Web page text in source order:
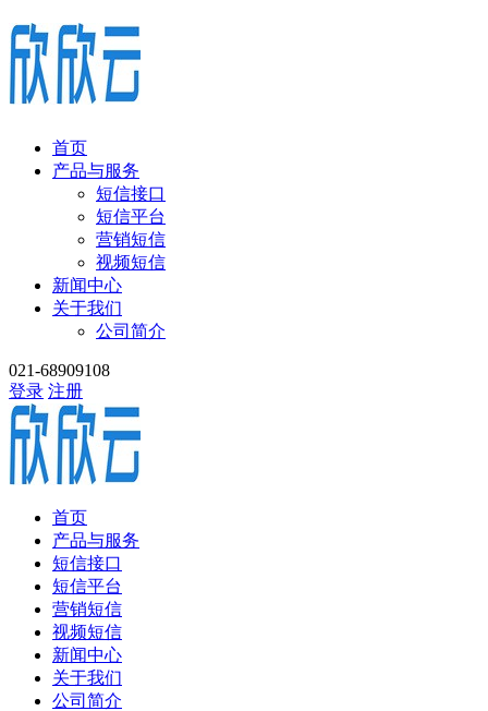
首页
产品与服务
短信接口
短信平台
营销短信
视频短信
新闻中心
关于我们
公司简介
021-68909108
登录 注册
首页
产品与服务
短信接口
短信平台
营销短信
视频短信
新闻中心
关于我们
公司简介